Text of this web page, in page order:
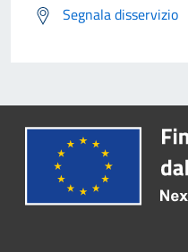
Segnala disservizio